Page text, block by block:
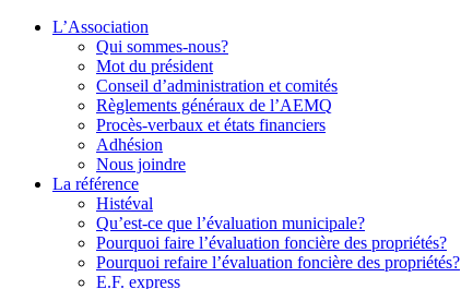
L’Association
Qui sommes-nous?
Mot du président
Conseil d’administration et comités
Règlements généraux de l’AEMQ
Procès-verbaux et états financiers
Adhésion
Nous joindre
La référence
Histéval
Qu’est-ce que l’évaluation municipale?
Pourquoi faire l’évaluation foncière des propriétés?
Pourquoi refaire l’évaluation foncière des propriétés?
E.F. express